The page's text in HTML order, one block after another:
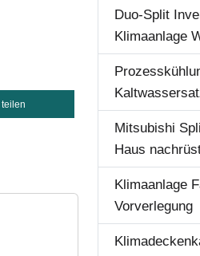
teilen
Duo-Split
Klimaanlage
Mitsubishi
Haus
Klimaanlage
Vorverlegung